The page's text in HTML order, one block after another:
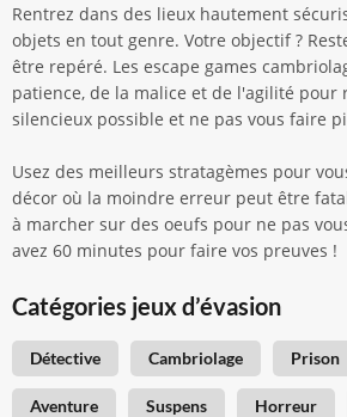
Rentrez dans des lieux hautement
objets en tout genre. Votre objectif ?
être repéré. Les escape games
patience, de la malice et de l'agilité pour
silencieux possible et ne pas vous faire
Usez des meilleurs stratagèmes pour
décor où la moindre erreur peut être
à marcher sur des oeufs pour ne pas
avez 60 minutes pour faire vos preuves !
Catégories jeux d’évasion
Détective Cambriolage Prison
Aventure Suspens Horreur